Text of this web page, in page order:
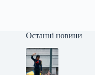
Останні новини